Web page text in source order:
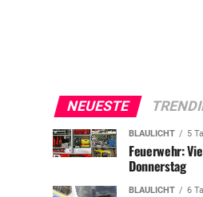
NEUESTE
BLAULICHT 5
Feuerwehr:
Donnerstag
BLAULICHT 6